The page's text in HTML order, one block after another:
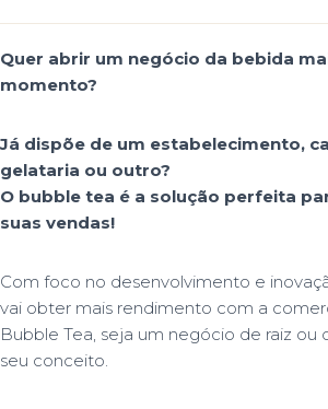
Quer abrir um negócio da bebida
momento?
Já dispõe de um estabelecimento,
gelataria ou outro?
O bubble tea é a solução perfeita
suas vendas!
Com foco no desenvolvimento e
vai obter mais rendimento com a
Bubble Tea, seja um negócio de raiz
seu conceito.